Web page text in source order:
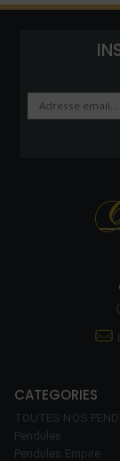
CATEGORIES
TOUTES NOS
Pendules
Pendules Empire